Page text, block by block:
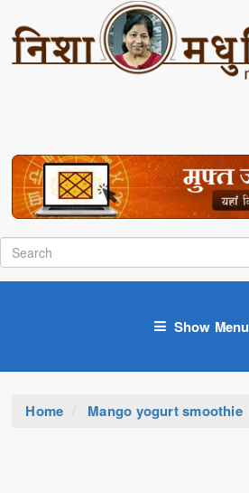
Show Menu
Home Mango yogurt smoothie